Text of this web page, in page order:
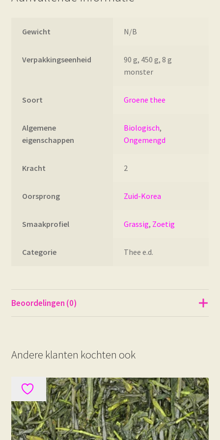
Gewicht N/B
Verpakkingseenheid
90 g, 450 g, 8 g
monster
Soort Groene thee
Algemene
eigenschappen
Biologisch,
Ongemengd
Kracht 2
Oorsprong Zuid-Korea
Smaakprofiel Grassig, Zoetig
Categorie Thee e.d.
Beoordelingen (0)
Andere klanten kochten ook